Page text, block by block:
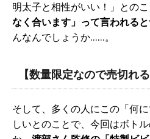
明太子と相性がいい！」とのこ
なく合います」って言われる
んなんでしょうか……。
【数量限定なので売切れ
そして、多くの人にこの「何
しいとのことで、今回はボト